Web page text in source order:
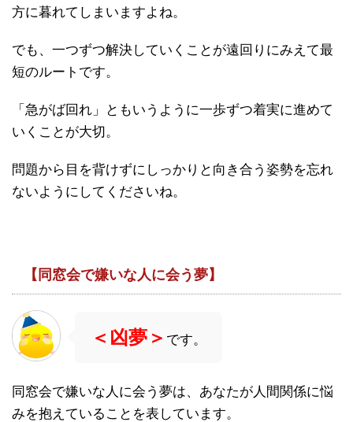
方に暮れてしまいますよね。
でも、一つずつ解決していくことが遠回りにみえて最
短のルートです。
「急がば回れ」ともいうように一歩ずつ着実に進めて
いくことが大切。
問題から目を背けずにしっかりと向き合う姿勢を忘れ
ないようにしてくださいね。
【同窓会で嫌いな人に会う夢】
＜凶夢＞ です。
同窓会で嫌いな人に会う夢は、あなたが人間関係に悩
みを抱えていることを表しています。